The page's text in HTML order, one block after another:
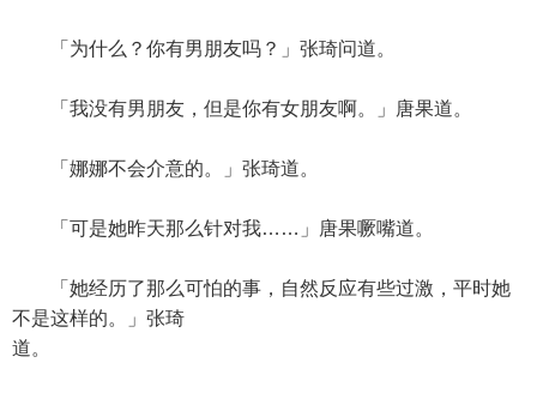
「为什么？你有男朋友吗？」张琦问道。
「我没有男朋友，但是你有女朋友啊。」唐果道。
「娜娜不会介意的。」张琦道。
「可是她昨天那么针对我……」唐果噘嘴道。
「她经历了那么可怕的事，自然反应有些过激，平时她
不是这样的。」张琦
道。